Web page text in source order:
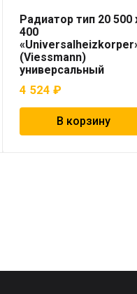
Радиатор тип 20 500
400
(Viessmann)
универсальный
4 524₽
В корзину